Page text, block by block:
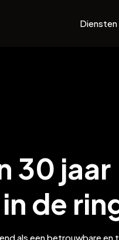
Diensten
30 jaar
de
als een betrouwbare